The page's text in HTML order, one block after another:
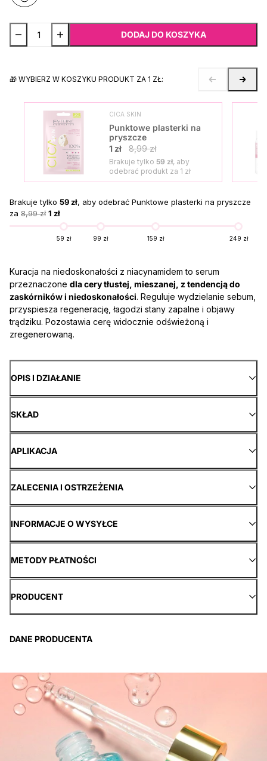
DODAJ DO KOSZYKA
🎁 WYBIERZ W KOSZYKU PRODUKT ZA 1 ZŁ:
CICA SKIN
Punktowe plasterki na
pryszcze
1 zł
8,99 zł
Brakuje tylko 59 zł, aby
odebrać produkt za 1 zł
Brakuje tylko 59 zł, aby odebrać Punktowe plasterki na pryszcze
za 8,99 zł 1 zł
59 zł 99 zł 159 zł 249 zł
Kuracja na niedoskonałości z niacynamidem to serum
przeznaczone dla cery tłustej, mieszanej, z tendencją do
zaskórników i niedoskonałości. Reguluje wydzielanie sebum,
przyspiesza regenerację, łagodzi stany zapalne i objawy
trądziku. Pozostawia cerę widocznie odświeżoną i
zregenerowaną.
OPIS I DZIAŁANIE
SKŁAD
APLIKACJA
ZALECENIA I OSTRZEŻENIA
INFORMACJE O WYSYŁCE
METODY PŁATNOŚCI
PRODUCENT
DANE PRODUCENTA